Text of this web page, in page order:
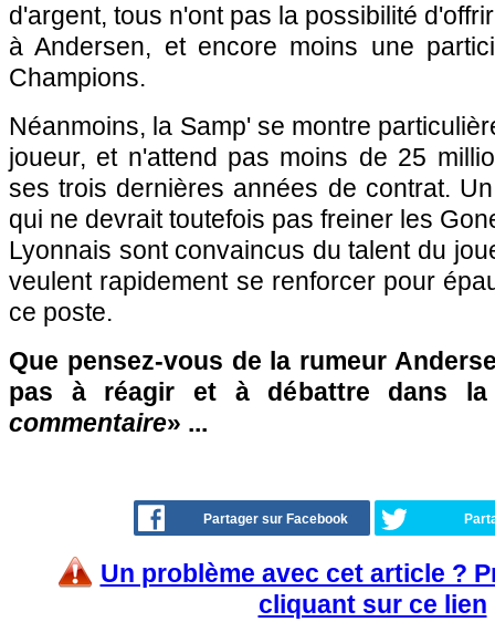
d'argent, tous n'ont pas la possibilité
à Andersen, et encore moins une
Champions.
Néanmoins, la Samp' se montre
joueur, et n'attend pas moins de 25
ses trois dernières années de contrat.
qui ne devrait toutefois pas freiner les
Lyonnais sont convaincus du talent du
veulent rapidement se renforcer pour
ce poste.
Que pensez-vous de la rumeur
pas à réagir et à débattre dans
commentaire» ...
Partager sur Facebook
Un problème avec cet article ?
cliquant sur ce lien